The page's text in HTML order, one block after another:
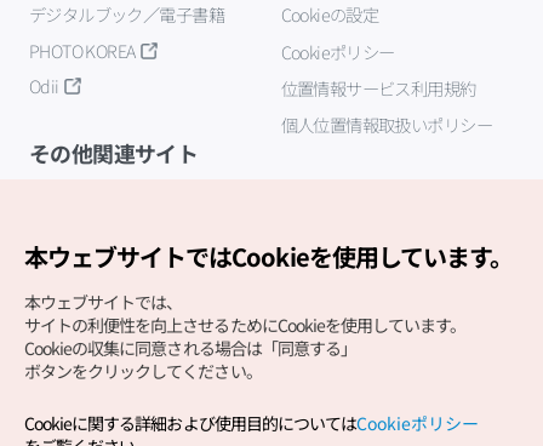
デジタルブック／電子書籍
PHOTO KOREA
Odii
Cookieの設定
Cookieポリシー
位置情報サービス利用規約
個人位置情報取扱いポリシー
その他関連サイト
Copyright (c) Korea Tourism Organization All Rights
本ウェブサイトではCookieを使用しています。
本ウェブサイトでは、
サイトの利便性を向上させるためにCookieを使用しています。
Cookieの収集に同意される場合は「同意する」
ボタンをクリックしてください。
Cookieに関する詳細および使用目的についてはCookieポリシー